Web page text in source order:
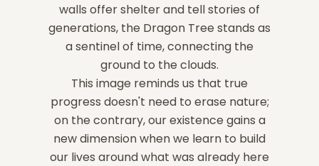
walls offer shelter and tell stories of
generations, the Dragon Tree stands as
a sentinel of time, connecting the
ground to the clouds.
This image reminds us that true
progress doesn't need to erase nature;
on the contrary, our existence gains a
new dimension when we learn to build
our lives around what was already here